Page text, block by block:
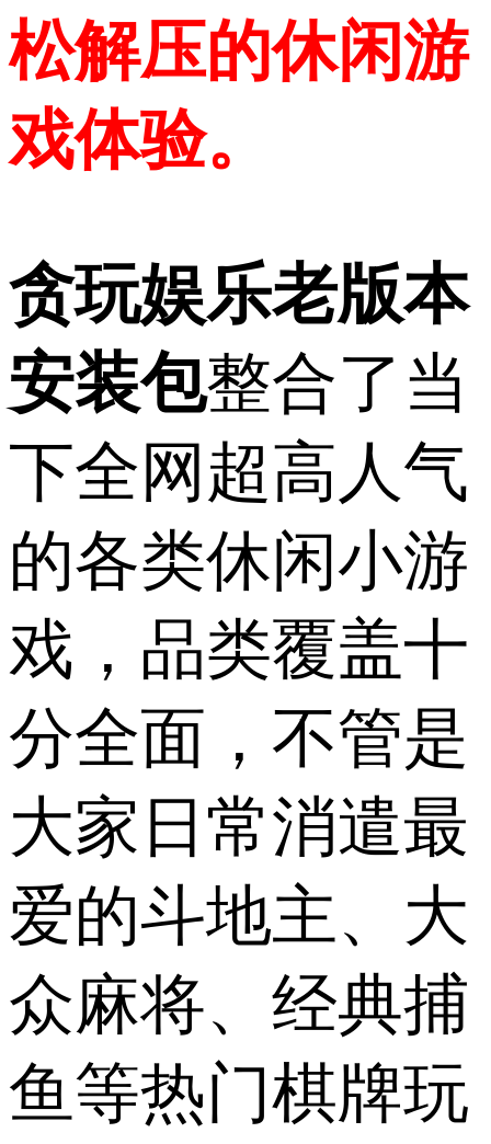
松解压的休闲游
戏体验。
贪玩娱乐老版本
安装包整合了当
下全网超高人气
的各类休闲小游
戏，品类覆盖十
分全面，不管是
大家日常消遣最
爱的斗地主、大
众麻将、经典捕
鱼等热门棋牌玩